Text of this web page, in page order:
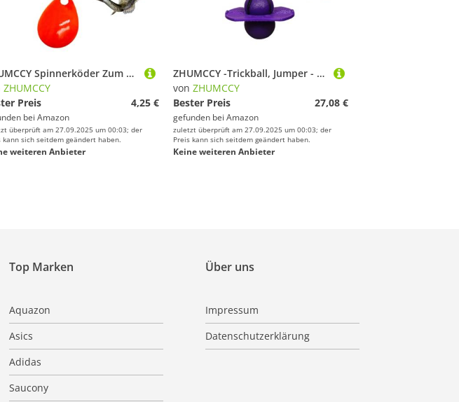
ZHUMCCY Spinnerköder Zum Barschangeln - Salzwasser Spinnerköder Mit Haken,Fischausrüstung Für Salz Und Süßwasser Angeln Vom Boot Ufer Kayak
ZHUMCCY
Preis
4,25 €
bei Amazon
überprüft am 27.09.2025 um 00:03; der
kann sich seitdem geändert haben.
weiteren Anbieter
ZHUMCCY -Trickball, Jumper - Ball mit Griff und Pumpe,Starkes Grip-Deck für Outdoor-Spaß, Sticks, Ball, Übungs-Gleichgewichtsfähigkeit für Kinder
von ZHUMCCY
Bester Preis
27,08 €
gefunden bei Amazon
zuletzt überprüft am 27.09.2025 um 00:03; der
Preis kann sich seitdem geändert haben.
Keine weiteren Anbieter
Über uns
Impressum
Datenschutzerklärung
Top Marken
Aquazon
Asics
Adidas
Saucony